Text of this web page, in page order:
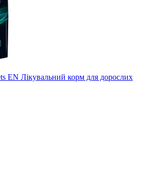
EN Лікувальний корм для дорослих